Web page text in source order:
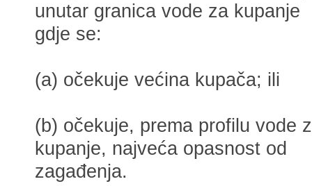
unutar granica vode za kupanje
gdje se:
(a) očekuje većina kupača; ili
(b) očekuje, prema profilu vode
kupanje, najveća opasnost od
zagađenja.